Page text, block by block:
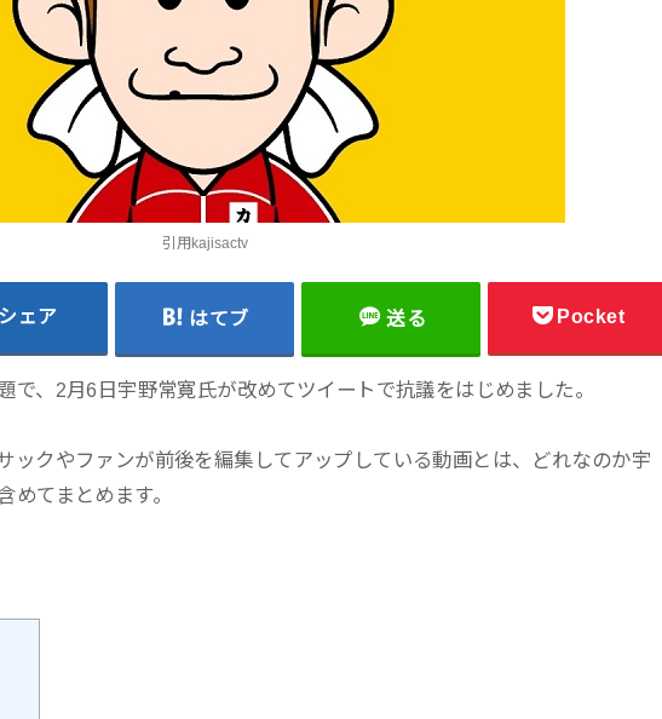
引用kajisactv
シェア はてブ 送る Pocket
で、2月6日宇野常寛氏が改めてツイートで抗議をはじめました。
ックやファンが前後を編集してアップしている動画とは、どれなのか宇
めてまとめます。